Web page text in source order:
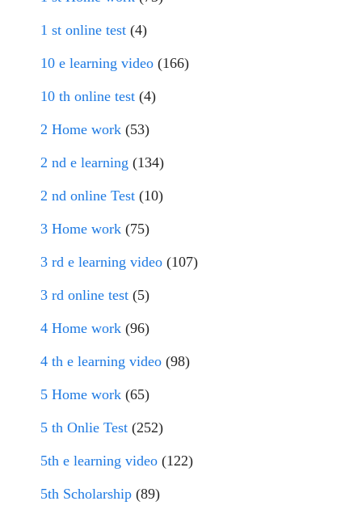
1 st online test (4)
10 e learning video (166)
10 th online test (4)
2 Home work (53)
2 nd e learning (134)
2 nd online Test (10)
3 Home work (75)
3 rd e learning video (107)
3 rd online test (5)
4 Home work (96)
4 th e learning video (98)
5 Home work (65)
5 th Onlie Test (252)
5th e learning video (122)
5th Scholarship (89)